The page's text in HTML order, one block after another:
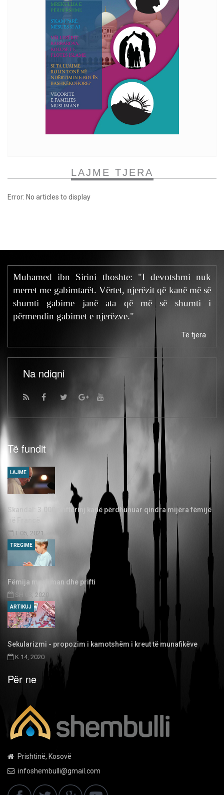
LAJME TJERA
Error: No articles to display
Muhamed ibn Sirini thoshte: "I devotshmi nuk
merret me gabimtarët. Vërtet, njerëzit që kanë më së
shumti gabime janë ata që më së shumti i
përmendin gabimet e njerëzve."
Të tjera
Na ndiqni
Të fundit
Skandal: 3.000 priftërinj kanë përdhunuar qindra mijëra fëmijë
T 05, 2021
LAJME
Fëmija musliman dhe prifti
SH 03, 2020
TREGIME
Sekularizmi - propozim i kamotshëm i kreut të munafikëve
K 14, 2020
ARTIKUJ
Për ne
Prishtinë, Kosovë
infoshembulli@gmail.com